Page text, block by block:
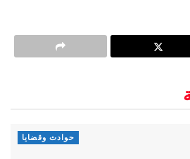
حوادث وقضايا